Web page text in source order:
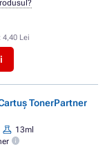
4,40 Lei
TonerPartner
13ml